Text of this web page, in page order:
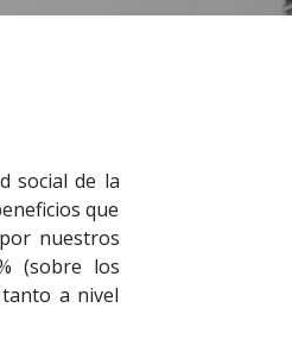
social de la
que
nuestros
(sobre los
a nivel